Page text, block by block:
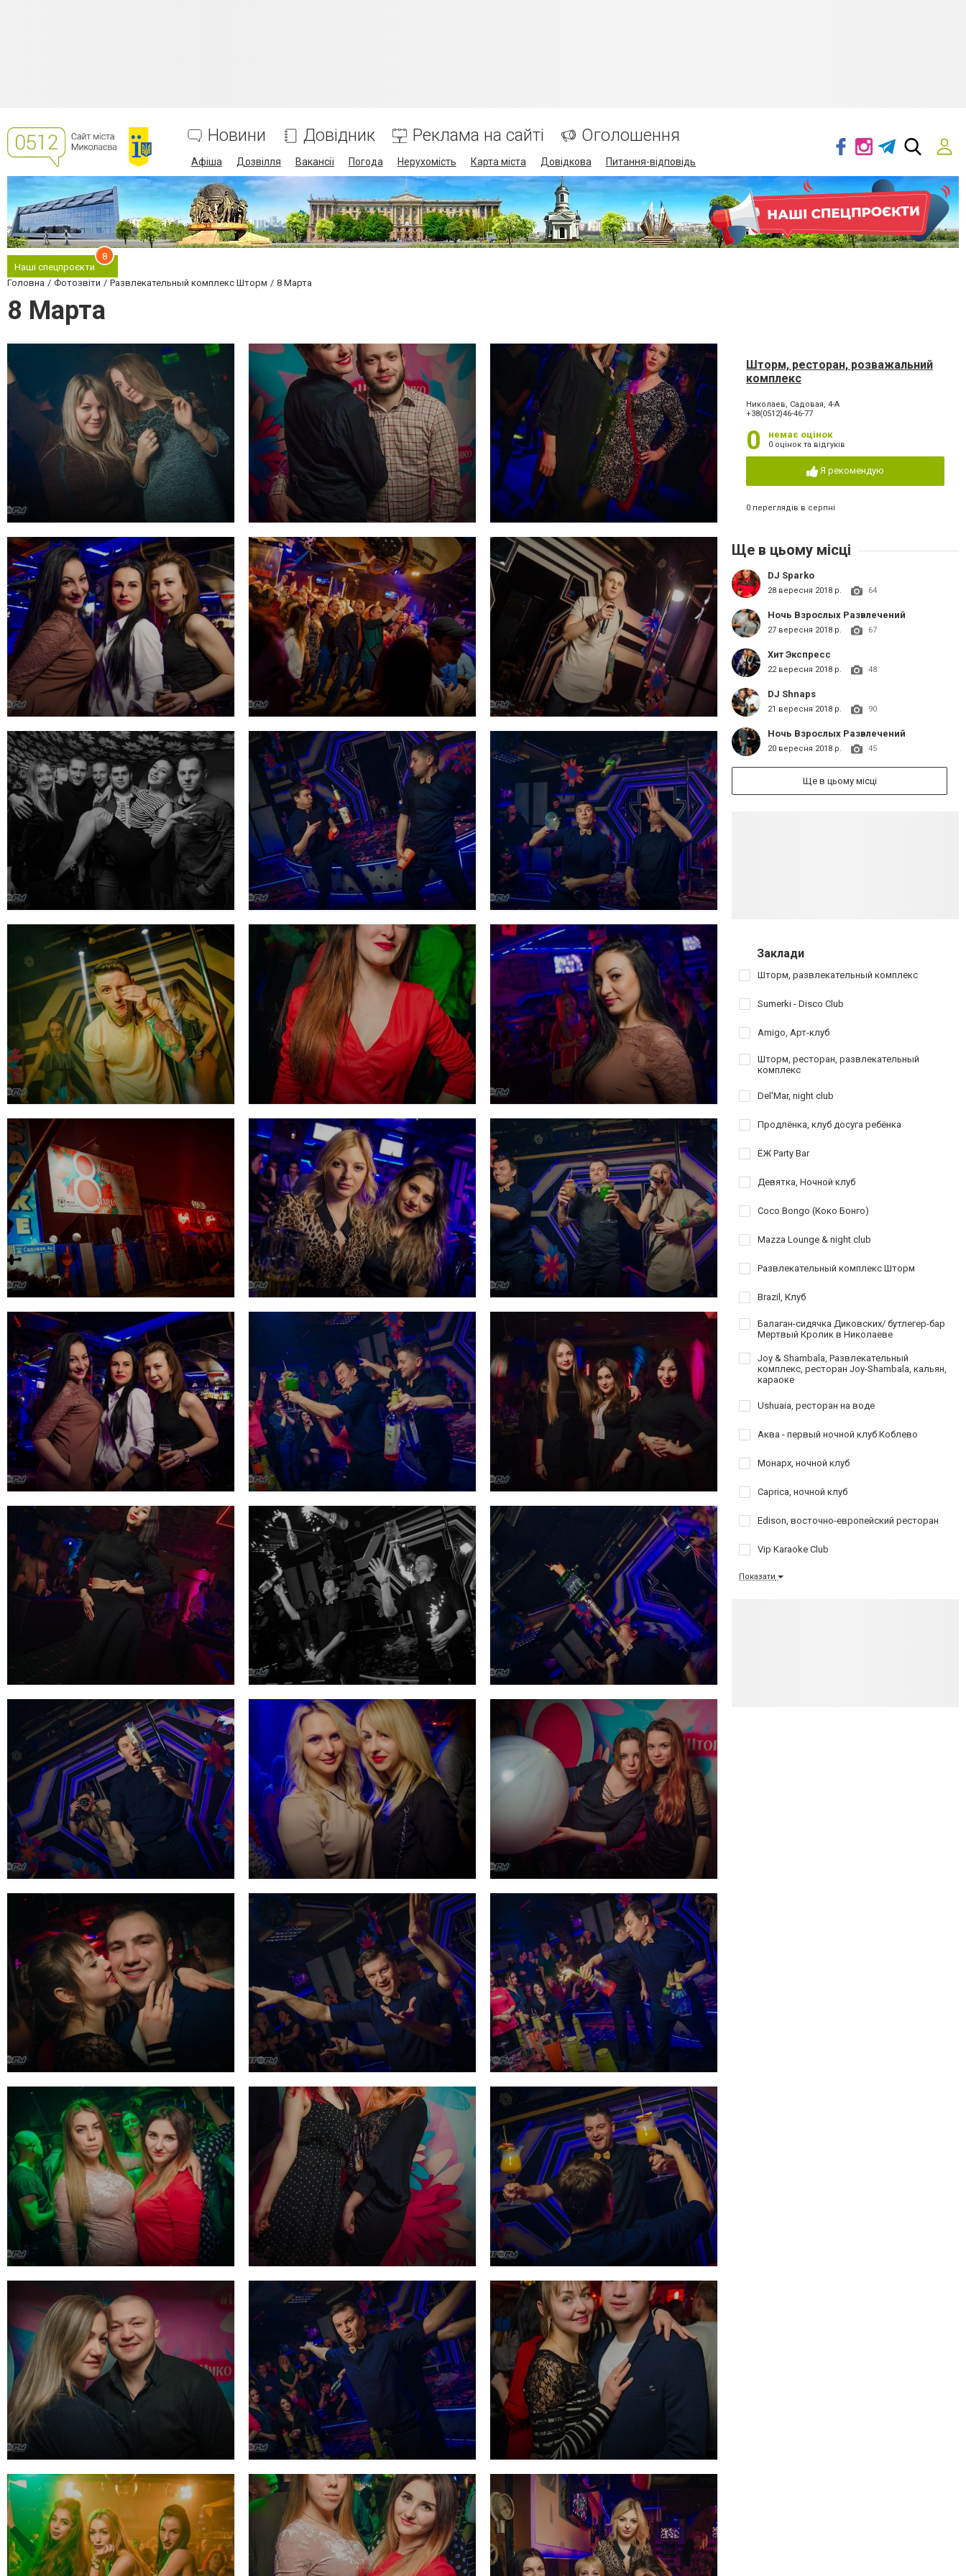
Новини Довідник Реклама на сайті Оголошення
Афіша Дозвілля Вакансії Погода Нерухомість Карта міста Довідкова Питання-відповідь
Наші спецпроєкти
8
Головна Фотозвіти Развлекательный комплекс Шторм 8 Марта
8 Марта
Шторм, ресторан, розважальний
комплекс
Николаев, Садовая, 4-А
+38(0512)46-46-77
0 немає оцінок
0 оцінок та відгуків
Я рекомендую
0 переглядів в серпні
Ще в цьому місці
DJ Sparko
28 вересня 2018 р. 64
Ночь Взрослых Развлечений
27 вересня 2018 р. 67
Хит Экспресс
22 вересня 2018 р. 48
DJ Shnaps
21 вересня 2018 р. 90
Ночь Взрослых Развлечений
20 вересня 2018 р. 45
Ще в цьому місці
Заклади
Шторм, развлекательный комплекс
Sumerki - Disco Club
Amigo, Арт-клуб
Шторм, ресторан, развлекательный
комплекс
Del'Mar, night club
Продлёнка, клуб досуга ребёнка
ЁЖ Party Bar
Девятка, Ночной клуб
Coco Bongo (Коко Бонго)
Mazza Lounge & night club
Развлекательный комплекс Шторм
Brazil, Клуб
Балаган-сидячка Диковских/ бутлегер-бар
Мертвый Кролик в Николаеве
Joy & Shambala, Развлекательный
комплекс, ресторан Joy-Shambala, кальян,
караоке
Ushuaia, ресторан на воде
Аква - первый ночной клуб Коблево
Монарх, ночной клуб
Caprica, ночной клуб
Edison, восточно-европейский ресторан
Vip Karaoke Club
Показати